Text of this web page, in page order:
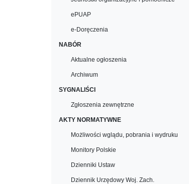
ePUAP
e-Doręczenia
NABÓR
Aktualne ogłoszenia
Archiwum
SYGNALIŚCI
Zgłoszenia zewnętrzne
AKTY NORMATYWNE
Możliwości wglądu, pobrania i wydruku
Monitory Polskie
Dzienniki Ustaw
Dziennik Urzędowy Woj. Zach.